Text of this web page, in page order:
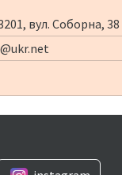
вул. Соборна, 38